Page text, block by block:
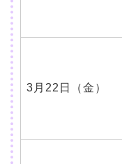
3月22日（金）